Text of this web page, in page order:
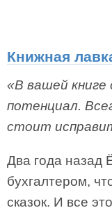
Книжная
«В вашей
потенциал.
стоит
Два года назад
бухгалтером,
сказок. И все